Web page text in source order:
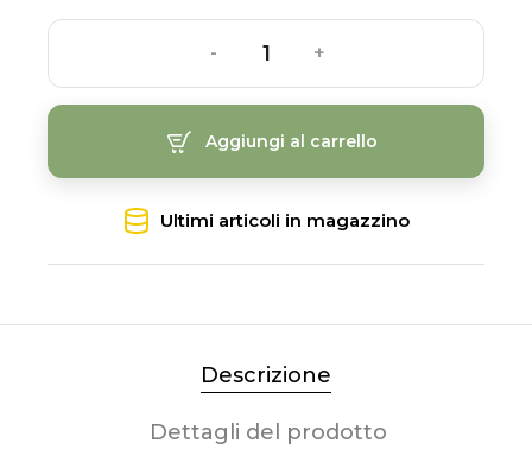
- +
Aggiungi al carrello
Ultimi articoli in magazzino
Descrizione
Dettagli del prodotto